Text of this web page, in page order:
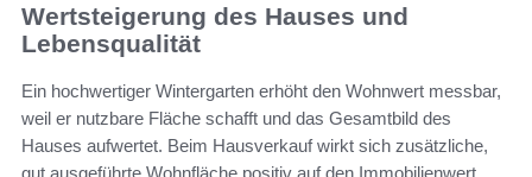
Wertsteigerung des Hauses und
Lebensqualität
Ein hochwertiger Wintergarten erhöht den Wohnwert messbar,
weil er nutzbare Fläche schafft und das Gesamtbild des
Hauses aufwertet. Beim Hausverkauf wirkt sich zusätzliche,
gut ausgeführte Wohnfläche positiv auf den Immobilienwert